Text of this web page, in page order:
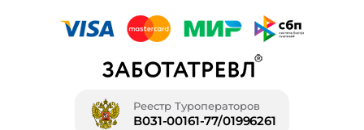
Реестр Туроператоров
В031-00161-77/01996261